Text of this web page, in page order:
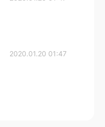
2020.01.20 01:47